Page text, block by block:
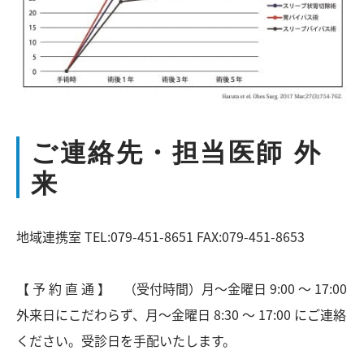
ご連絡先・担当医師 外
来
地域連携室 TEL:079-451-8651 FAX:079-451-8653
【 予 約 直 通 】 （受付時間）月～金曜日 9:00 ～ 17:00
外来日にこだわらず、月～金曜日 8:30 ～ 17:00 にご連絡
ください。受診日を手配いたします。